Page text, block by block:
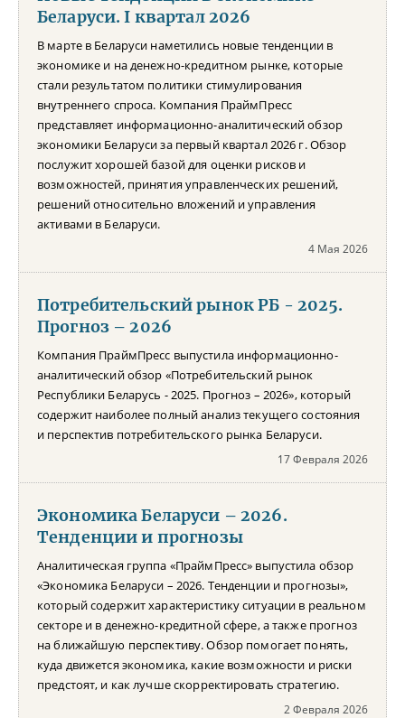
Беларуси. I квартал 2026
В марте в Беларуси наметились новые тенденции в
экономике и на денежно-кредитном рынке, которые
стали результатом политики стимулирования
внутреннего спроса. Компания ПраймПресс
представляет информационно-аналитический обзор
экономики Беларуси за первый квартал 2026 г. Обзор
послужит хорошей базой для оценки рисков и
возможностей, принятия управленческих решений,
решений относительно вложений и управления
активами в Беларуси.
4 Мая 2026
Потребительский рынок РБ - 2025.
Прогноз – 2026
Компания ПраймПресс выпустила информационно-
аналитический обзор «Потребительский рынок
Республики Беларусь - 2025. Прогноз – 2026», который
содержит наиболее полный анализ текущего состояния
и перспектив потребительского рынка Беларуси.
17 Февраля 2026
Экономика Беларуси – 2026.
Тенденции и прогнозы
Аналитическая группа «ПраймПресс» выпустила обзор
«Экономика Беларуси – 2026. Тенденции и прогнозы»,
который содержит характеристику ситуации в реальном
секторе и в денежно-кредитной сфере, а также прогноз
на ближайшую перспективу. Обзор помогает понять,
куда движется экономика, какие возможности и риски
предстоят, и как лучше скорректировать стратегию.
2 Февраля 2026